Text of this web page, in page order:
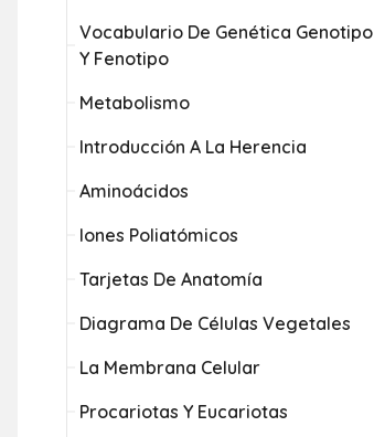
Vocabulario De Genética Genotipo
Y Fenotipo
Metabolismo
Introducción A La Herencia
Aminoácidos
Iones Poliatómicos
Tarjetas De Anatomía
Diagrama De Células Vegetales
La Membrana Celular
Procariotas Y Eucariotas